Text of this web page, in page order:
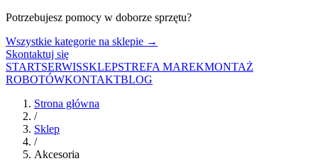
Potrzebujesz pomocy w doborze sprzętu?
Wszystkie kategorie na sklepie →
Skontaktuj się
STARTSERWISSKLEPSTREFA MAREKMONTAŻ
ROBOTÓWKONTAKTBLOG
Strona główna
/
Sklep
/
Akcesoria